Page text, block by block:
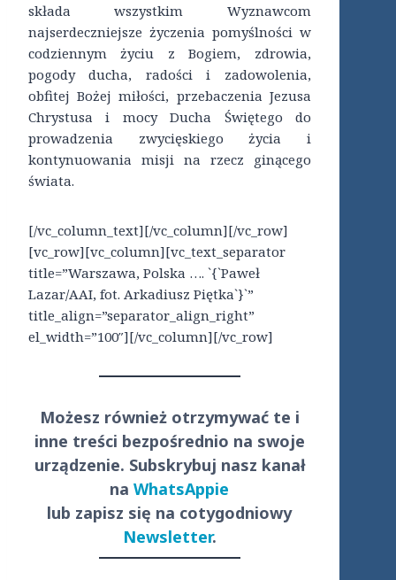
składa wszystkim Wyznawcom
najserdeczniejsze życzenia pomyślności w
codziennym życiu z Bogiem, zdrowia,
pogody ducha, radości i zadowolenia,
obfitej Bożej miłości, przebaczenia Jezusa
Chrystusa i mocy Ducha Świętego do
prowadzenia zwycięskiego życia i
kontynuowania misji na rzecz ginącego
świata.
[/vc_column_text][/vc_column][/vc_row]
[vc_row][vc_column][vc_text_separator
title=”Warszawa, Polska …. `{`Paweł
Lazar/AAI, fot. Arkadiusz Piętka`}`”
title_align=”separator_align_right”
el_width=”100″][/vc_column][/vc_row]
Możesz również otrzymywać te i
inne treści bezpośrednio na swoje
urządzenie. Subskrybuj nasz kanał
naWhatsAppie
lub zapisz się na cotygodniowy
Newsletter.